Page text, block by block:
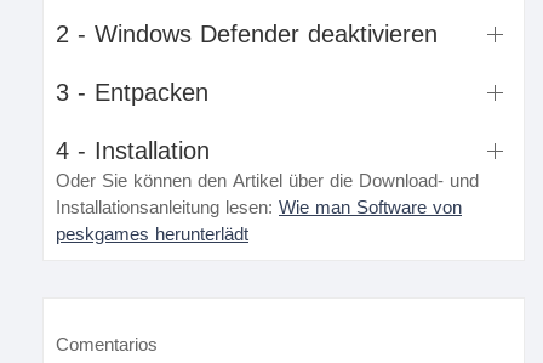
2 - Windows Defender deaktivieren
3 - Entpacken
4 - Installation
Oder Sie können den Artikel über die Download- und
Installationsanleitung lesen: Wie man Software von
peskgames herunterlädt
Comentarios